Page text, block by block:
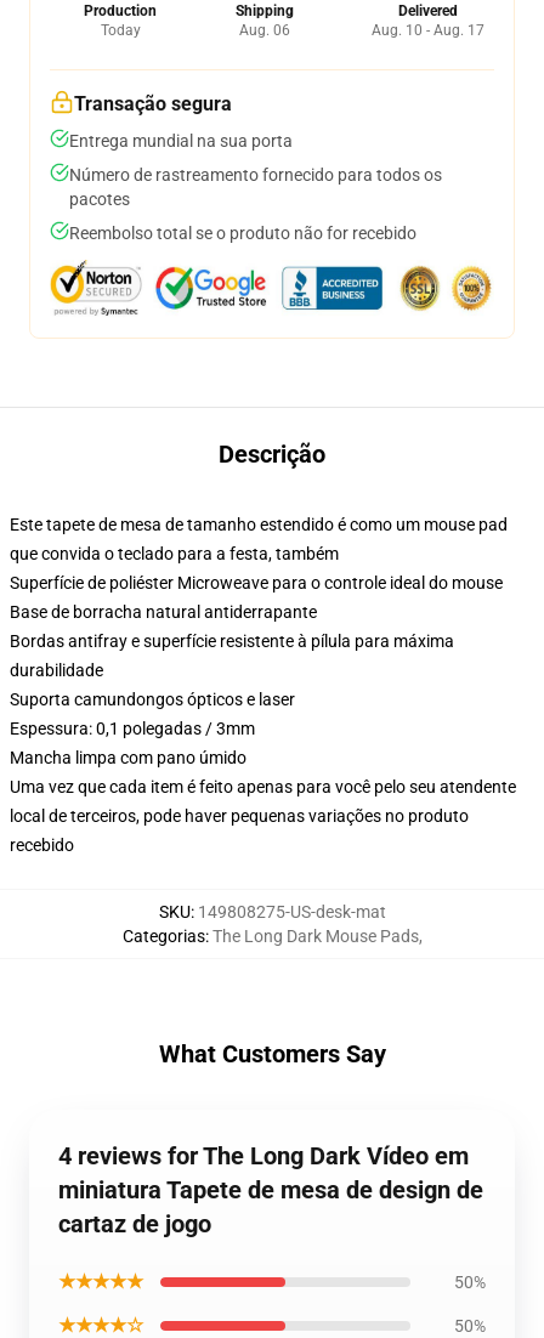
Production
Today
Shipping
Aug. 06
Delivered
Aug. 10 - Aug. 17
Transação segura
Entrega mundial na sua porta
Número de rastreamento fornecido para todos os
pacotes
Reembolso total se o produto não for recebido
Descrição
Este tapete de mesa de tamanho estendido é como um mouse pad
que convida o teclado para a festa, também
Superfície de poliéster Microweave para o controle ideal do mouse
Base de borracha natural antiderrapante
Bordas antifray e superfície resistente à pílula para máxima
durabilidade
Suporta camundongos ópticos e laser
Espessura: 0,1 polegadas / 3mm
Mancha limpa com pano úmido
Uma vez que cada item é feito apenas para você pelo seu atendente
local de terceiros, pode haver pequenas variações no produto
recebido
SKU: 149808275-US-desk-mat
Categorias:The Long Dark Mouse Pads,
What Customers Say
4 reviews for The Long Dark Vídeo em
miniatura Tapete de mesa de design de
cartaz de jogo
★★★★★ 50%
★★★★☆ 50%